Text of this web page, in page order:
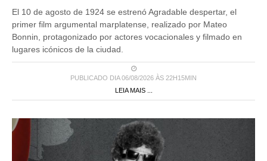
El 10 de agosto de 1924 se estrenó Agradable despertar, el
primer film argumental marplatense, realizado por Mateo
Bonnin, protagonizado por actores vocacionales y filmado en
lugares icónicos de la ciudad.
PUBLICADO DIA 06/08/2026 ÀS 22H15MIN
LEIA MAIS ...